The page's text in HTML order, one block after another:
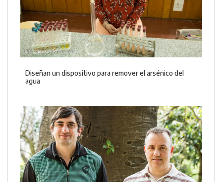
Diseñan un dispositivo para remover el arsénico del
agua